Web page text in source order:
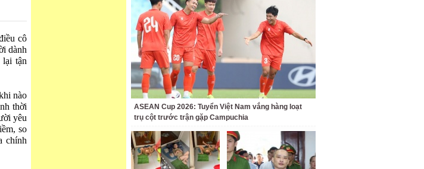
cô
dành
tận
nào
thời
yêu
so
chính
ASEAN Cup 2026: Tuyển Việt Nam vắng hàng loạt
trụ cột trước trận gặp Campuchia